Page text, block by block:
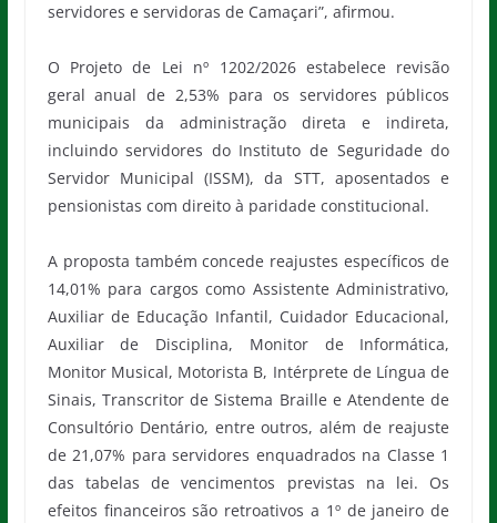
servidores e servidoras de Camaçari”, afirmou.
O Projeto de Lei nº 1202/2026 estabelece revisão
geral anual de 2,53% para os servidores públicos
municipais da administração direta e indireta,
incluindo servidores do Instituto de Seguridade do
Servidor Municipal (ISSM), da STT, aposentados e
pensionistas com direito à paridade constitucional.
A proposta também concede reajustes específicos de
14,01% para cargos como Assistente Administrativo,
Auxiliar de Educação Infantil, Cuidador Educacional,
Auxiliar de Disciplina, Monitor de Informática,
Monitor Musical, Motorista B, Intérprete de Língua de
Sinais, Transcritor de Sistema Braille e Atendente de
Consultório Dentário, entre outros, além de reajuste
de 21,07% para servidores enquadrados na Classe 1
das tabelas de vencimentos previstas na lei. Os
efeitos financeiros são retroativos a 1º de janeiro de